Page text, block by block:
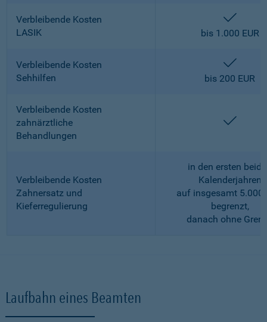
Verbleibende Kosten
LASIK
bis 1.000 EUR
Verbleibende Kosten
Sehhilfen
bis 200 EUR
Verbleibende Kosten
zahnärztliche
Behandlungen
Verbleibende Kosten
Zahnersatz und
Kieferregulierung
in den ersten
Kalenderjahren
auf insgesamt 5.000
begrenzt,
danach ohne
Laufbahn eines Beamten